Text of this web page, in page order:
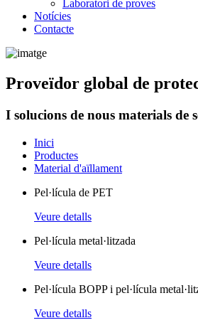
Laboratori de proves
Notícies
Contacte
Proveïdor global de
I solucions de nous materials de
Inici
Productes
Material d'aïllament
Pel·lícula de PET
Veure detalls
Pel·lícula metal·litzada
Veure detalls
Pel·lícula BOPP i pel·lícula
Veure detalls